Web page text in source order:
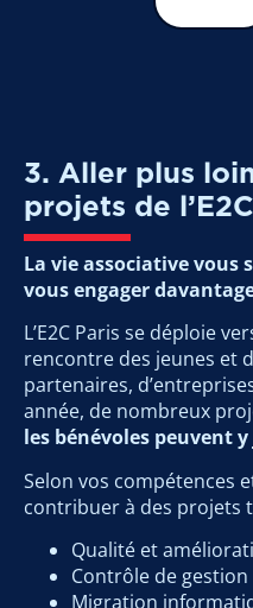
3. Aller plus
projets de
La vie associative vous
vous engager
L’E2C Paris se déploie
rencontre des jeunes et
partenaires,
année, de nombreux
les bénévoles peuvent
Selon vos compétences
contribuer à des projets
Qualité et
Contrôle de gestion
Migration